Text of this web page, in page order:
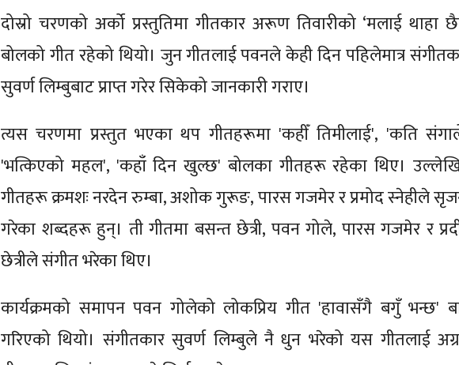
दोस्रो चरणको अर्को प्रस्तुतिमा गीतकार अरूण तिवारीको ‘मलाई थाहा
बोलको गीत रहेको थियो। जुन गीतलाई पवनले केही दिन पहिलेमात्र
सुवर्ण लिम्बुबाट प्राप्त गरेर सिकेको जानकारी गराए।
त्यस चरणमा प्रस्तुत भएका थप गीतहरूमा 'कहीँ तिमीलाई', 'कति
'भत्किएको महल', 'कहाँ दिन खुल्छ' बोलका गीतहरू रहेका थिए।
गीतहरू क्रमशः नरदेन रुम्बा, अशोक गुरूङ, पारस गजमेर र प्रमोद स्नेहीले
गरेका शब्दहरू हुन्। ती गीतमा बसन्त छेत्री, पवन गोले, पारस गजमेर र
छेत्रीले संगीत भरेका थिए।
कार्यक्रमको समापन पवन गोलेको लोकप्रिय गीत 'हावासँगै बगुँ भन्छ'
गरिएको थियो। संगीतकार सुवर्ण लिम्बुले नै धुन भरेको यस गीतलाई